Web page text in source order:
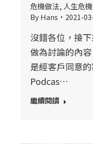
危機做法, 人生危機
ByHans 2021-
沒錯各位，接
做為討論的內
是經客戶同意
Podcas…
繼續閱讀